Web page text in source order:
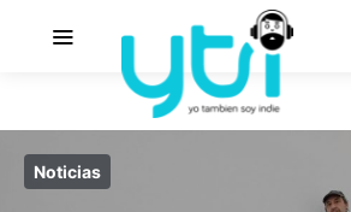
Noticias